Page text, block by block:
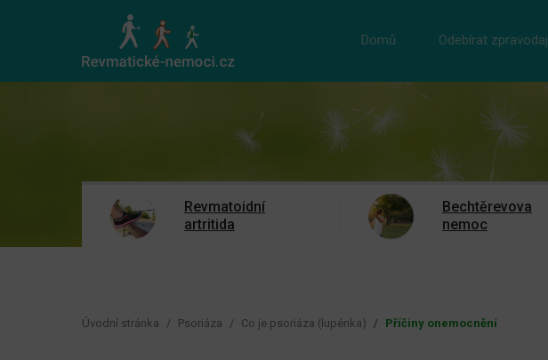
Domů Odebírat zpravodaj
Revmatoidní
artritida
Bechtěrevova
nemoc
Úvodní stránka Psoriáza Co je psoriáza (lupénka) Příčiny onemocnění